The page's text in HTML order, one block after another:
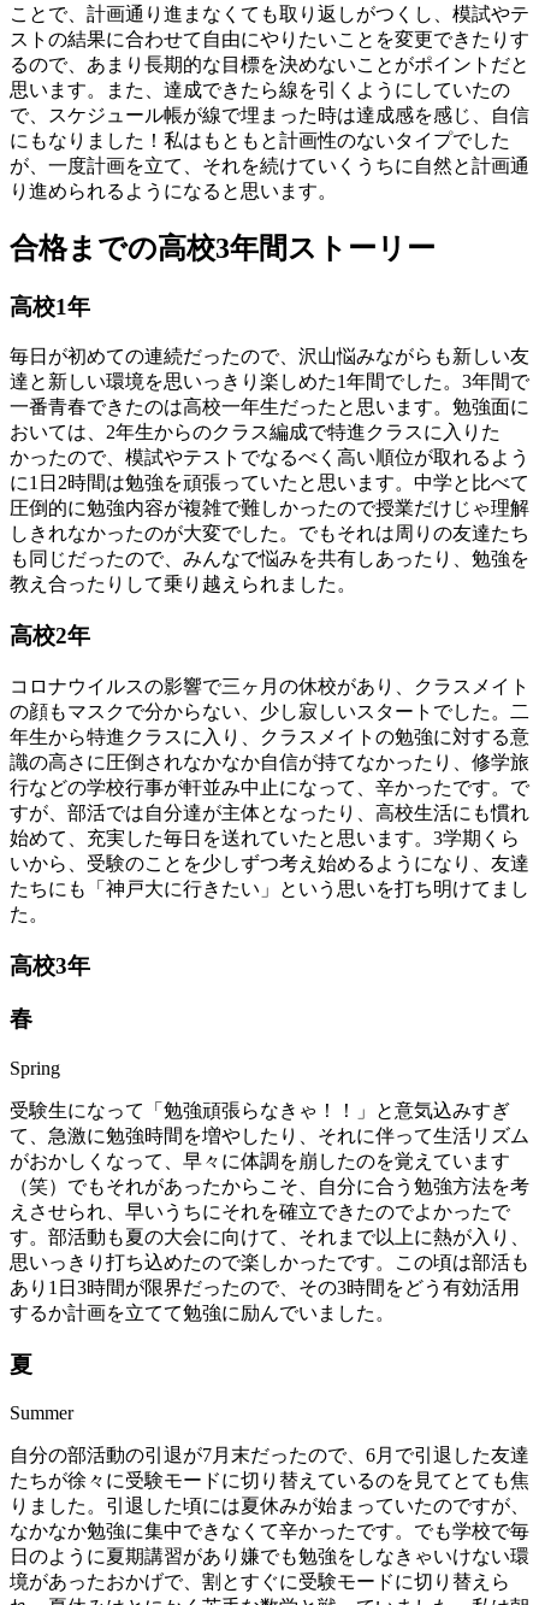
ことで、計画通り進まなくても取り返しがつくし、模試やテ
ストの結果に合わせて自由にやりたいことを変更できたりす
るので、あまり長期的な目標を決めないことがポイントだと
思います。また、達成できたら線を引くようにしていたの
で、スケジュール帳が線で埋まった時は達成感を感じ、自信
にもなりました！私はもともと計画性のないタイプでした
が、一度計画を立て、それを続けていくうちに自然と計画通
り進められるようになると思います。
合格までの高校3年間ストーリー
高校1年
毎日が初めての連続だったので、沢山悩みながらも新しい友
達と新しい環境を思いっきり楽しめた1年間でした。3年間で
一番青春できたのは高校一年生だったと思います。勉強面に
おいては、2年生からのクラス編成で特進クラスに入りた
かったので、模試やテストでなるべく高い順位が取れるよう
に1日2時間は勉強を頑張っていたと思います。中学と比べて
圧倒的に勉強内容が複雑で難しかったので授業だけじゃ理解
しきれなかったのが大変でした。でもそれは周りの友達たち
も同じだったので、みんなで悩みを共有しあったり、勉強を
教え合ったりして乗り越えられました。
高校2年
コロナウイルスの影響で三ヶ月の休校があり、クラスメイト
の顔もマスクで分からない、少し寂しいスタートでした。二
年生から特進クラスに入り、クラスメイトの勉強に対する意
識の高さに圧倒されなかなか自信が持てなかったり、修学旅
行などの学校行事が軒並み中止になって、辛かったです。で
すが、部活では自分達が主体となったり、高校生活にも慣れ
始めて、充実した毎日を送れていたと思います。3学期くら
いから、受験のことを少しずつ考え始めるようになり、友達
たちにも「神戸大に行きたい」という思いを打ち明けてまし
た。
高校3年
春
Spring
受験生になって「勉強頑張らなきゃ！！」と意気込みすぎ
て、急激に勉強時間を増やしたり、それに伴って生活リズム
がおかしくなって、早々に体調を崩したのを覚えています
（笑）でもそれがあったからこそ、自分に合う勉強方法を考
えさせられ、早いうちにそれを確立できたのでよかったで
す。部活動も夏の大会に向けて、それまで以上に熱が入り、
思いっきり打ち込めたので楽しかったです。この頃は部活も
あり1日3時間が限界だったので、その3時間をどう有効活用
するか計画を立てて勉強に励んでいました。
夏
Summer
自分の部活動の引退が7月末だったので、6月で引退した友達
たちが徐々に受験モードに切り替えているのを見てとても焦
りました。引退した頃には夏休みが始まっていたのですが、
なかなか勉強に集中できなくて辛かったです。でも学校で毎
日のように夏期講習があり嫌でも勉強をしなきゃいけない環
境があったおかげで、割とすぐに受験モードに切り替えら